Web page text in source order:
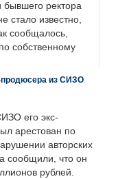
бывшего ректора
стало известно,
сообщалось,
собственному
продюсера из СИЗО
его экс-
арестован по
авторских
сообщили, что он
рублей.